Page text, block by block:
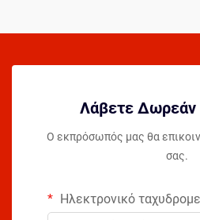
Λάβετε
Ο εκπρόσωπός μας θα
σας.
Ηλεκτρονικό